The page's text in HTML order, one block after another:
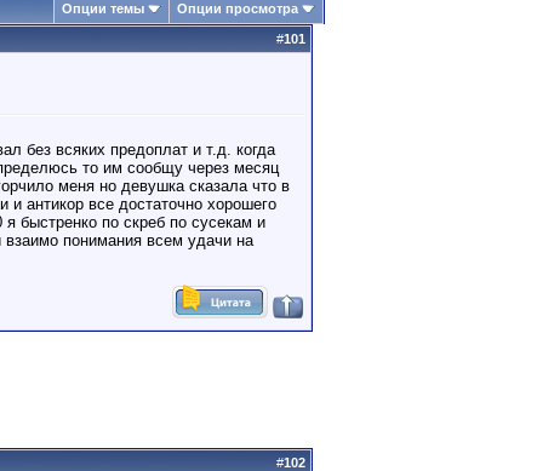
Опции темы Опции просмотра
#101
без всяких предоплат и т.д. когда
то им сообщу через месяц
меня но девушка сказала что в
и антикор все достаточно хорошего
быстренко по скреб по сусекам и
взаимо понимания всем удачи на
#102